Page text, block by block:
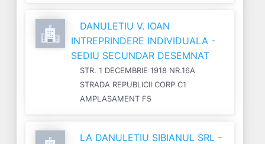
DANULETIU V. IOAN
INTREPRINDERE INDIVIDUALA -
SEDIU SECUNDAR DESEMNAT
STR. 1 DECEMBRIE 1918 NR.16A
STRADA REPUBLICII CORP C1
AMPLASAMENT F5
LA DANULETIU SIBIANUL SRL -